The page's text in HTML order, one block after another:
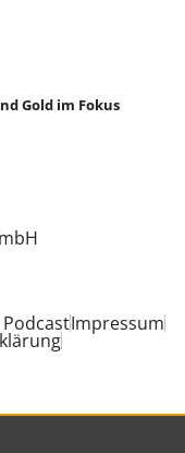
Gold im Fokus
Impressum